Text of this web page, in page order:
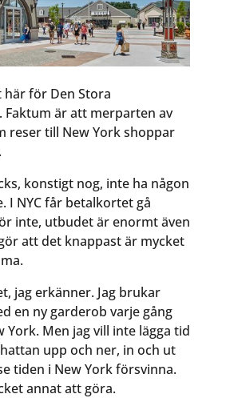
här för Den Stora
Faktum är att merparten av
reser till New York shoppar
konstigt nog, inte ha någon
I NYC får betalkortet gå
inte, utbudet är enormt även
att det knappast är mycket
jag erkänner. Jag brukar
en ny garderob varje gång
York. Men jag vill inte lägga tid
upp och ner, in och ut
tiden i New York försvinna.
annat att göra.